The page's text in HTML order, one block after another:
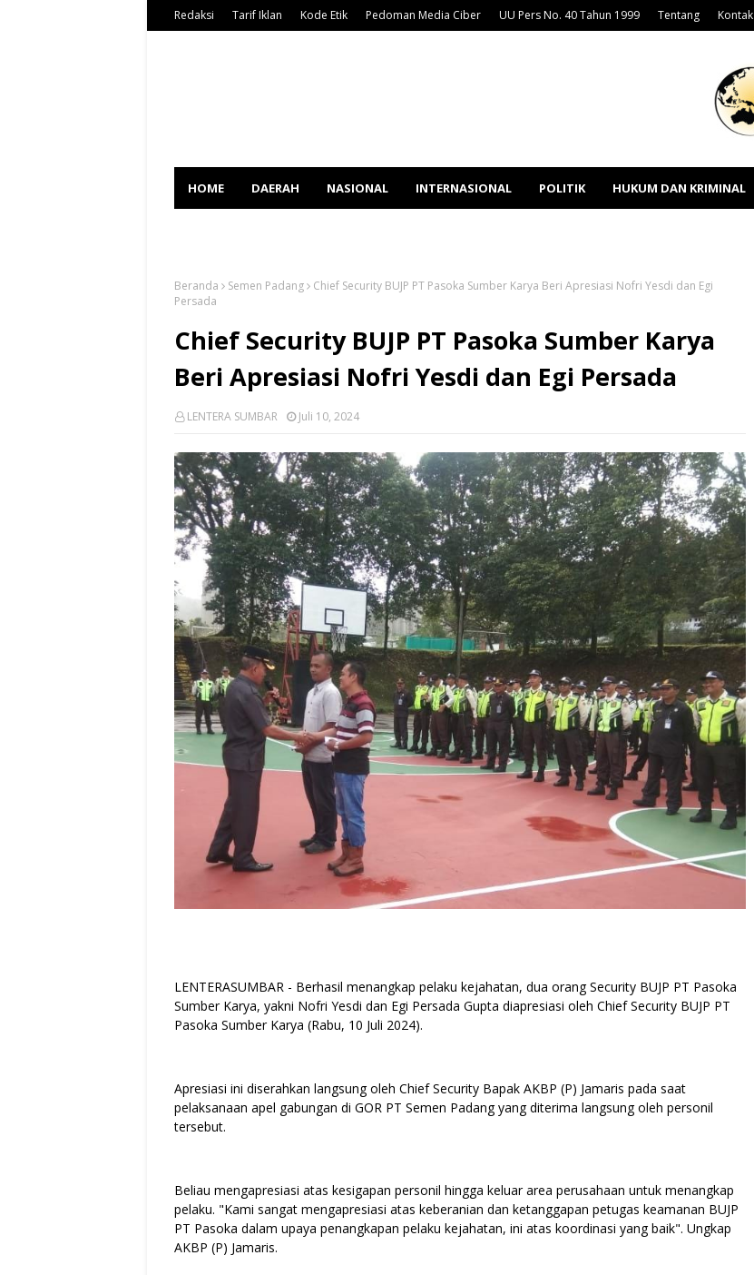
Redaksi Tarif Iklan Kode Etik Pedoman Media Ciber UU Pers No. 40 Tahun 1999 Tentang Kontak
HOME DAERAH NASIONAL INTERNASIONAL POLITIK HUKUM DAN KRIMINAL
Beranda Semen Padang
Chief Security BUJP PT Pasoka Sumber Karya Beri Apresiasi Nofri Yesdi dan Egi
Persada
Chief Security BUJP PT Pasoka Sumber Karya
Beri Apresiasi Nofri Yesdi dan Egi Persada
LENTERA SUMBAR Juli 10, 2024
LENTERASUMBAR - Berhasil menangkap pelaku kejahatan, dua orang Security BUJP PT Pasoka
Sumber Karya, yakni Nofri Yesdi dan Egi Persada Gupta diapresiasi oleh Chief Security BUJP PT
Pasoka Sumber Karya (Rabu, 10 Juli 2024).
Apresiasi ini diserahkan langsung oleh Chief Security Bapak AKBP (P) Jamaris pada saat
pelaksanaan apel gabungan di GOR PT Semen Padang yang diterima langsung oleh personil
tersebut.
Beliau mengapresiasi atas kesigapan personil hingga keluar area perusahaan untuk menangkap
pelaku. "Kami sangat mengapresiasi atas keberanian dan ketanggapan petugas keamanan BUJP
PT Pasoka dalam upaya penangkapan pelaku kejahatan, ini atas koordinasi yang baik". Ungkap
AKBP (P) Jamaris.